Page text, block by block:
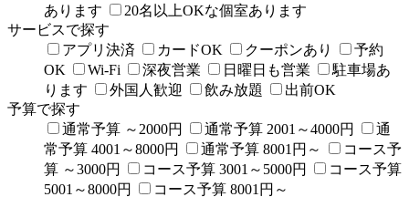
あります
20名以上OKな個室あります
サービスで探す
アプリ決済
カードOK クーポンあり
予約
OK
Wi-Fi 深夜営業 日曜日も営業
駐車場あ
ります
外国人歓迎 飲み放題
出前OK
予算で探す
通常予算 ～2000円
通常予算 2001～4000円
通
常予算 4001～8000円
通常予算 8001円～
コース予
算 ～3000円
コース予算 3001～5000円
コース予算
5001～8000円
コース予算 8001円～